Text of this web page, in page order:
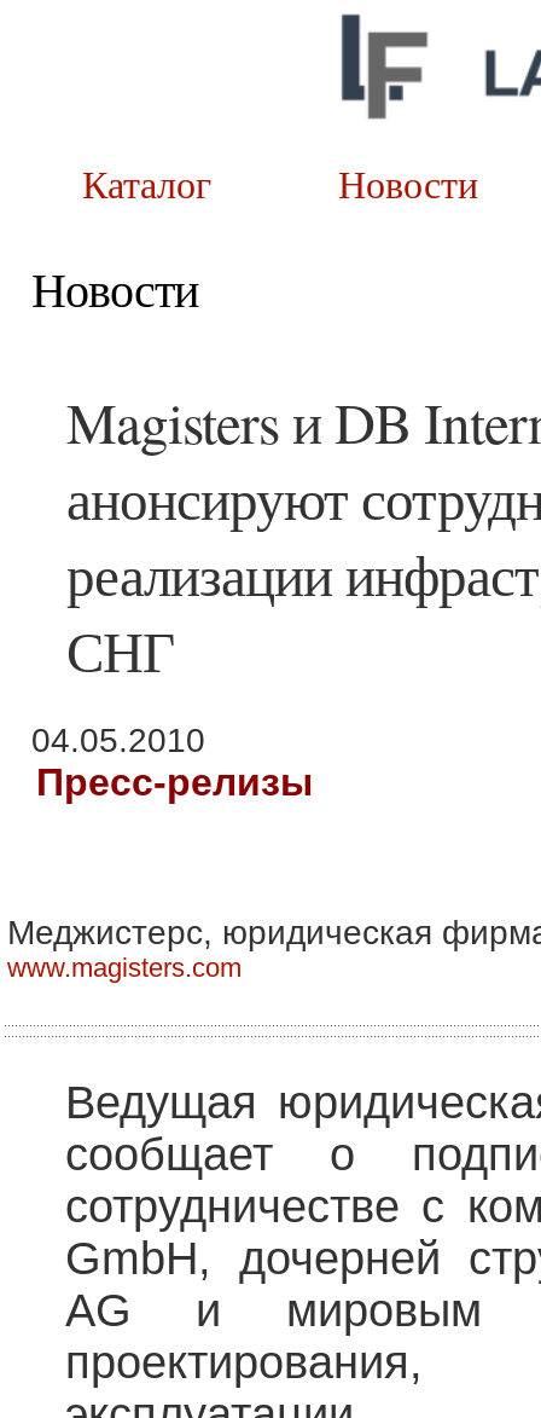
Каталог
Новости
Magisters и DB
анонсируют
реализации
СНГ
04.05.2010
Пресс-релизы
Меджистерс, юридическая
www.magisters.com
Ведущая
сообщает о
сотрудничестве с
GmbH, дочерней
AG и мировым